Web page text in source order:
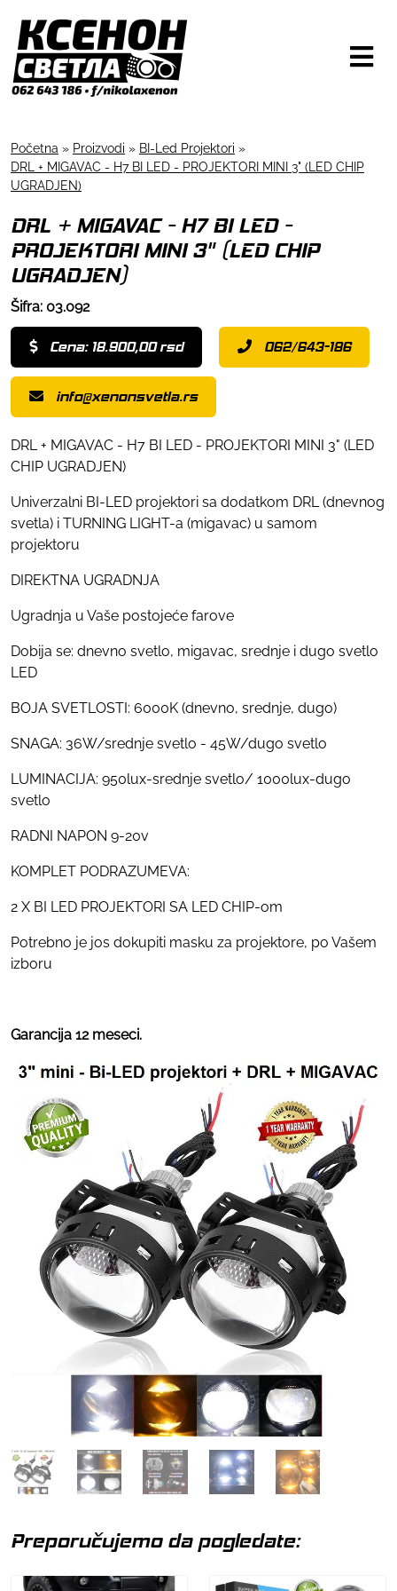
Početna » Proizvodi » BI-Led Projektori »
DRL + MIGAVAC - H7 BI LED - PROJEKTORI MINI 3" (LED CHIP
UGRADJEN)
DRL + MIGAVAC - H7 BI LED -
PROJEKTORI MINI 3" (LED CHIP
UGRADJEN)
Šifra: 03.092
Cena: 18.900,00 rsd 062/643-186
info@xenonsvetla.rs
DRL + MIGAVAC - H7 BI LED - PROJEKTORI MINI 3" (LED
CHIP UGRADJEN)
Univerzalni BI-LED projektori sa dodatkom DRL (dnevnog
svetla) i TURNING LIGHT-a (migavac) u samom
projektoru
DIREKTNA UGRADNJA
Ugradnja u Vaše postojeće farove
Dobija se: dnevno svetlo, migavac, srednje i dugo svetlo
LED
BOJA SVETLOSTI: 6000K (dnevno, srednje, dugo)
SNAGA: 36W/srednje svetlo - 45W/dugo svetlo
LUMINACIJA: 950lux-srednje svetlo/ 1000lux-dugo
svetlo
RADNI NAPON 9-20v
KOMPLET PODRAZUMEVA:
2 X BI LED PROJEKTORI SA LED CHIP-om
Potrebno je jos dokupiti masku za projektore, po Vašem
izboru
Garancija 12 meseci.
Preporučujemo da pogledate: